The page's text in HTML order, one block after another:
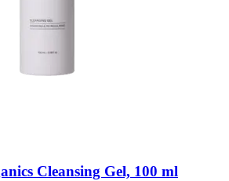
Cleansing Gel, 100 ml